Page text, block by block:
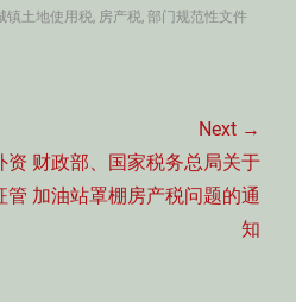
镇土地使用税, 房产税, 部门规范性文件
资
管
Next →
Next
post:
财政部、国家税务总局关于
加油站罩棚房产税问题的通
知